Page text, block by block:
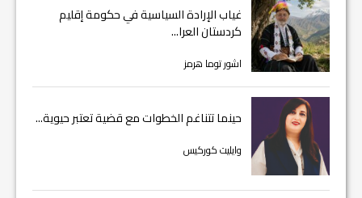
غياب الإرادة السياسية في حكومة إقليم
كردستان العرا...
اشور توما هرمز
حينما تتناغم الخطوات مع قضية تعتبر حيوية...
وايليت كوركيس